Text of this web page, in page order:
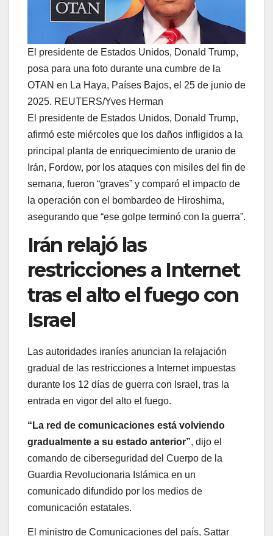
El presidente de Estados Unidos, Donald Trump,
posa para una foto durante una cumbre de la
OTAN en La Haya, Países Bajos, el 25 de junio de
2025. REUTERS/Yves Herman
El presidente de Estados Unidos, Donald Trump,
afirmó este miércoles que los daños infligidos a la
principal planta de enriquecimiento de uranio de
Irán, Fordow, por los ataques con misiles del fin de
semana, fueron “graves” y comparó el impacto de
la operación con el bombardeo de Hiroshima,
asegurando que “ese golpe terminó con la guerra”.
Irán relajó las
restricciones a Internet
tras el alto el fuego con
Israel
Las autoridades iraníes anuncian la relajación
gradual de las restricciones a Internet impuestas
durante los 12 días de guerra con Israel, tras la
entrada en vigor del alto el fuego.
“La red de comunicaciones está volviendo
gradualmente a su estado anterior”, dijo el
comando de ciberseguridad del Cuerpo de la
Guardia Revolucionaria Islámica en un
comunicado difundido por los medios de
comunicación estatales.
El ministro de Comunicaciones del país, Sattar